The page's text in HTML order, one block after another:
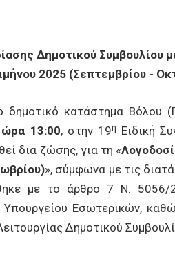
Δημοτικού Συμβουλίου
2025 (Σεπτεμβρίου -
κατάστημα Βόλου
13:00, στην 19η Ειδική
δια ζώσης, για τη «
», σύμφωνα με τις
με το άρθρο 7 Ν. 5056/
Εσωτερικών,
Δημοτικού